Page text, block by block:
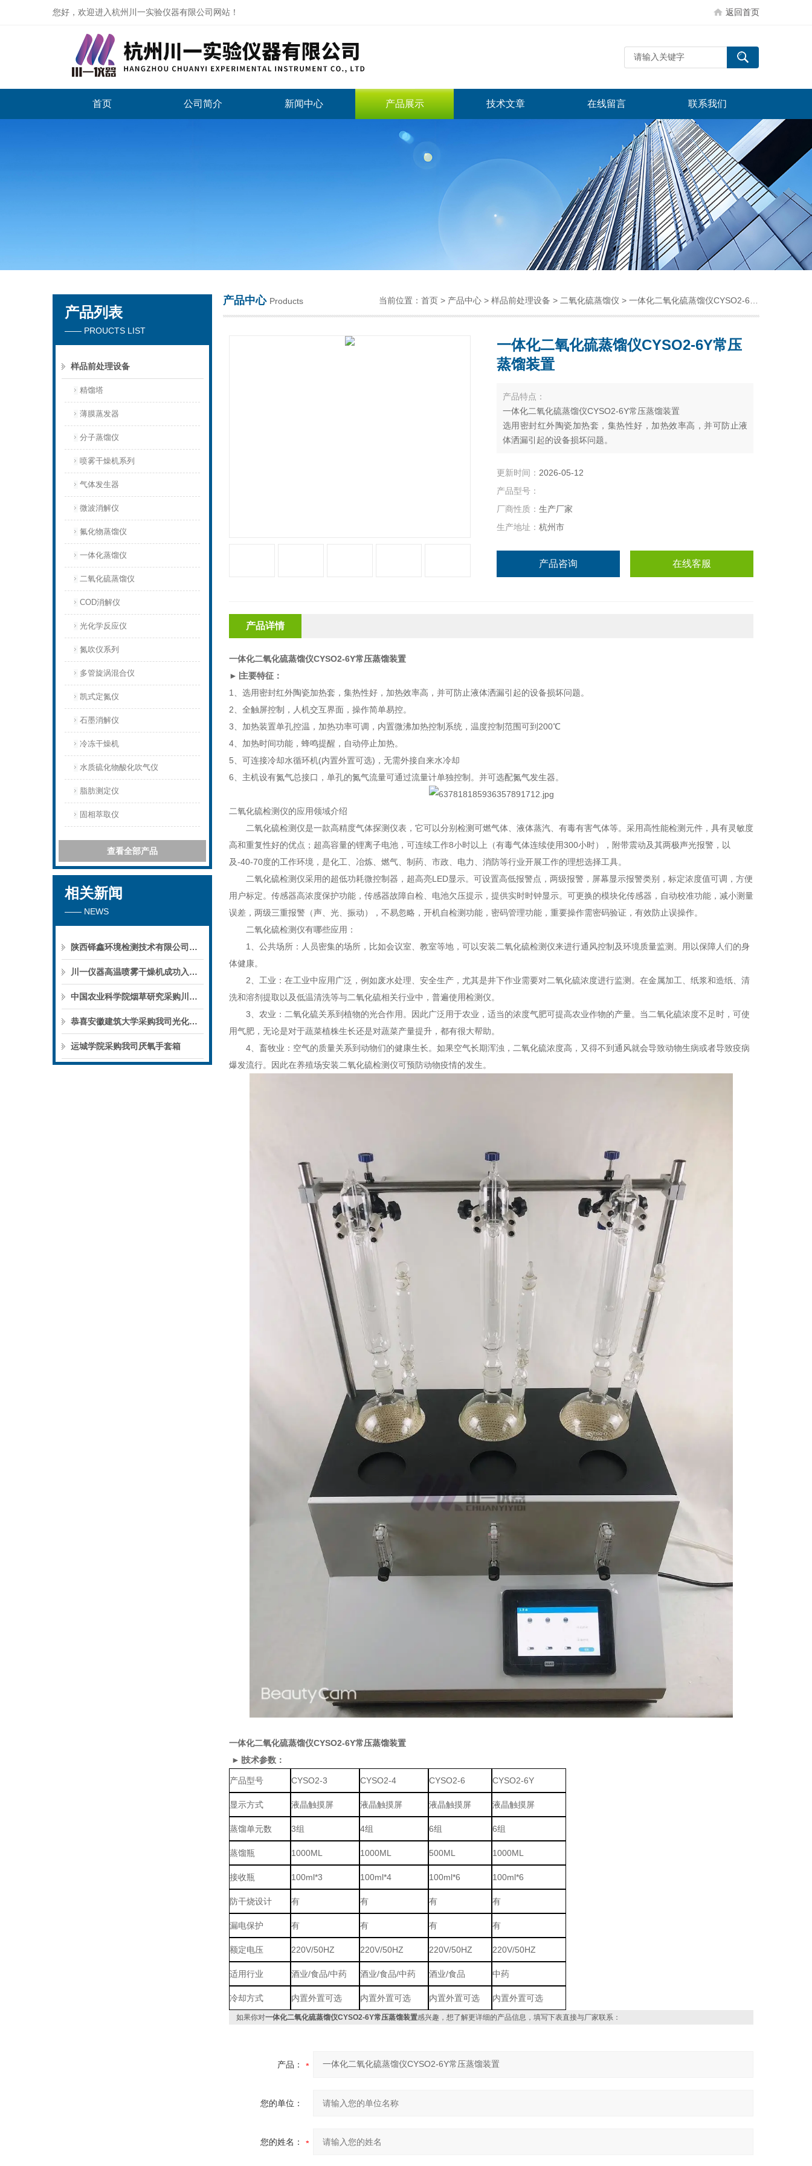
您好，欢迎进入杭州川一实验仪器有限公司网站！ 返回首页
杭州川一实验仪器有限公司
首页 公司简介 新闻中心 产品展示 技术文章 在线留言 联系我们
产品列表
—— PROUCTS LIST
样品前处理设备
精馏塔
薄膜蒸发器
分子蒸馏仪
喷雾干燥机系列
气体发生器
微波消解仪
氟化物蒸馏仪
一体化蒸馏仪
二氧化硫蒸馏仪
COD消解仪
光化学反应仪
氮吹仪系列
多管旋涡混合仪
凯式定氮仪
石墨消解仪
冷冻干燥机
水质硫化物酸化吹气仪
脂肪测定仪
固相萃取仪
查看全部产品
相关新闻
—— NEWS
陕西铎鑫环境检测技术有限公司采购我司全自动液液萃取仪
川一仪器高温喷雾干燥机成功入驻鄱阳职业学院，助力职业教育实训平台升级
中国农业科学院烟草研究采购川一仪器喷雾干燥机
恭喜安徽建筑大学采购我司光化学反应仪
运城学院采购我司厌氧手套箱
产品中心 Products 当前位置： 首页 > 产品中心 > 样品前处理设备 > 二氧化硫蒸馏仪 > 一体化二氧化硫蒸馏仪CYSO2-6Y常压蒸馏装置
一体化二氧化硫蒸馏仪CYSO2-6Y常压
蒸馏装置
产品特点：
一体化二氧化硫蒸馏仪CYSO2-6Y常压蒸馏装置
选用密封红外陶瓷加热套，集热性好，加热效率高，并可防止液
体洒漏引起的设备损坏问题。
更新时间： 2026-05-12
产品型号：
厂商性质： 生产厂家
生产地址： 杭州市
产品咨询 在线客服
产品详情
一体化二氧化硫蒸馏仪CYSO2-6Y常压蒸馏装置
► ∣主要特征：
1、选用密封红外陶瓷加热套，集热性好，加热效率高，并可防止液体洒漏引起的设备损坏问题。
2、全触屏控制，人机交互界面，操作简单易控。
3、加热装置单孔控温，加热功率可调，内置微沸加热控制系统，温度控制范围可到200℃
4、加热时间功能，蜂鸣提醒，自动停止加热。
5、可连接冷却水循环机(内置外置可选)，无需外接自来水冷却
6、主机设有氮气总接口，单孔的氮气流量可通过流量计单独控制。并可选配氮气发生器。
二氧化硫检测仪的应用领域介绍
二氧化硫检测仪是一款高精度气体探测仪表，它可以分别检测可燃气体、液体蒸汽、有毒有害气体等。采用高性能检测元件，具有灵敏度
高和重复性好的优点；超高容量的锂离子电池，可连续工作8小时以上（有毒气体连续使用300小时），附带震动及其两极声光报警，以
及-40-70度的工作环境，是化工、冶炼、燃气、制药、市政、电力、消防等行业开展工作的理想选择工具。
二氧化硫检测仪采用的超低功耗微控制器，超高亮LED显示。可设置高低报警点，两级报警，屏幕显示报警类别，标定浓度值可调，方便
用户标定。传感器高浓度保护功能，传感器故障自检、电池欠压提示，提供实时时钟显示。可更换的模块化传感器，自动校准功能，减小测量
误差，两级三重报警（声、光、振动），不易忽略，开机自检测功能，密码管理功能，重要操作需密码验证，有效防止误操作。
二氧化硫检测仪有哪些应用：
1、公共场所：人员密集的场所，比如会议室、教室等地，可以安装二氧化硫检测仪来进行通风控制及环境质量监测。用以保障人们的身
体健康。
2、工业：在工业中应用广泛，例如废水处理、安全生产，尤其是井下作业需要对二氧化硫浓度进行监测。在金属加工、纸浆和造纸、清
洗和溶剂提取以及低温清洗等与二氧化硫相关行业中，普遍使用检测仪。
3、农业：二氧化硫关系到植物的光合作用。因此广泛用于农业，适当的浓度气肥可提高农业作物的产量。当二氧化硫浓度不足时，可使
用气肥，无论是对于蔬菜植株生长还是对蔬菜产量提升，都有很大帮助。
4、畜牧业：空气的质量关系到动物们的健康生长。如果空气长期浑浊，二氧化硫浓度高，又得不到通风就会导致动物生病或者导致疫病
爆发流行。因此在养殖场安装二氧化硫检测仪可预防动物疫情的发生。
一体化二氧化硫蒸馏仪CYSO2-6Y常压蒸馏装置
► ∣技术参数：
产品型号 CYSO2-3 CYSO2-4 CYSO2-6 CYSO2-6Y
显示方式 液晶触摸屏 液晶触摸屏 液晶触摸屏 液晶触摸屏
蒸馏单元数 3组 4组 6组 6组
蒸馏瓶 1000ML 1000ML 500ML 1000ML
接收瓶 100ml*3 100ml*4 100ml*6 100ml*6
防干烧设计 有 有 有 有
漏电保护 有 有 有 有
额定电压 220V/50HZ 220V/50HZ 220V/50HZ 220V/50HZ
适用行业 酒业/食品/中药 酒业/食品/中药 酒业/食品 中药
冷却方式 内置外置可选 内置外置可选 内置外置可选 内置外置可选
如果你对一体化二氧化硫蒸馏仪CYSO2-6Y常压蒸馏装置感兴趣，想了解更详细的产品信息，填写下表直接与厂家联系：
产品：
您的单位：
您的姓名：